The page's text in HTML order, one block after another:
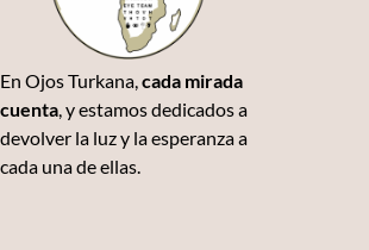
En Ojos Turkana,cada mirada
cuenta, y estamos dedicados a
devolver la luz y la esperanza a
cada una de ellas.